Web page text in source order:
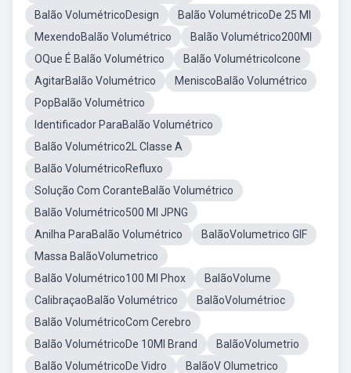
Balão VolumétricoDesign
Balão VolumétricoDe 25 Ml
MexendoBalão Volumétrico
Balão Volumétrico200Ml
OQue É Balão Volumétrico
Balão VolumétricoIcone
AgitarBalão Volumétrico
MeniscoBalão Volumétrico
PopBalão Volumétrico
Identificador ParaBalão Volumétrico
Balão Volumétrico2L Classe A
Balão VolumétricoRefluxo
Solução Com CoranteBalão Volumétrico
Balão Volumétrico500 Ml JPNG
Anilha ParaBalão Volumétrico
BalãoVolumetrico GIF
Massa BalãoVolumetrico
Balão Volumétrico100 Ml Phox
BalãoVolume
CalibraçaoBalão Volumétrico
BalãoVolumétrioc
Balão VolumétricoCom Cerebro
Balão VolumétricoDe 10Ml Brand
BalãoVolumetrio
Balão VolumétricoDe Vidro
BalãoV Olumetrico